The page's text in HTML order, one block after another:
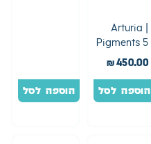
Arturia |
Pigments 5
₪450.00
הוספה לסל הוספה לסל